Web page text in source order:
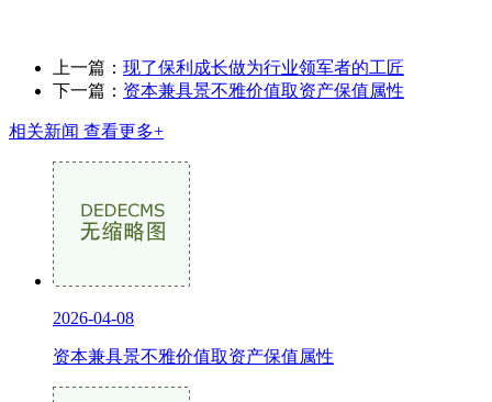
上一篇： 现了保利成长做为行业领军者的工匠
下一篇： 资本兼具景不雅价值取资产保值属性
相关新闻 查看更多+
2026-04-08
资本兼具景不雅价值取资产保值属性